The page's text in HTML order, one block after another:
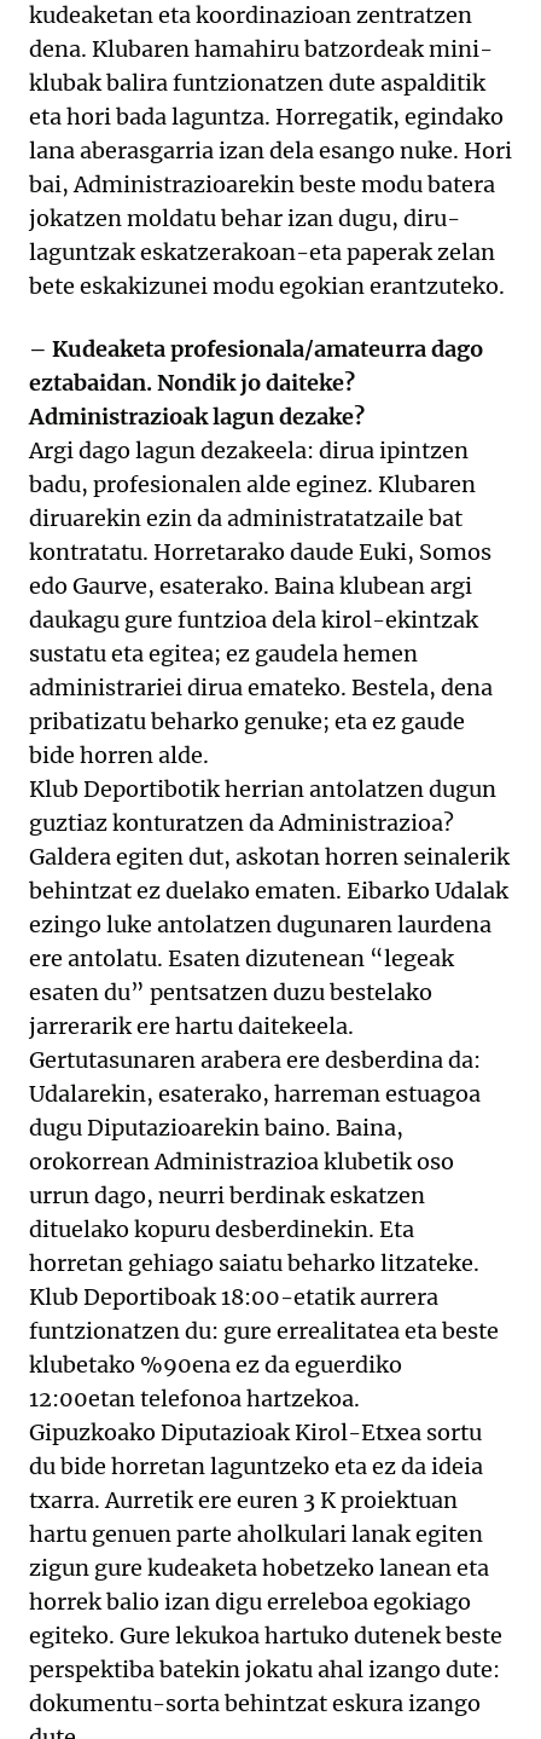
kudeaketan eta koordinazioan zentratzen
dena. Klubaren hamahiru batzordeak mini-
klubak balira funtzionatzen dute aspalditik
eta hori bada laguntza. Horregatik, egindako
lana aberasgarria izan dela esango nuke. Hori
bai, Administrazioarekin beste modu batera
jokatzen moldatu behar izan dugu, diru-
laguntzak eskatzerakoan-eta paperak zelan
bete eskakizunei modu egokian erantzuteko.
– Kudeaketa profesionala/amateurra dago
eztabaidan. Nondik jo daiteke?
Administrazioak lagun dezake?
Argi dago lagun dezakeela: dirua ipintzen
badu, profesionalen alde eginez. Klubaren
diruarekin ezin da administratatzaile bat
kontratatu. Horretarako daude Euki, Somos
edo Gaurve, esaterako. Baina klubean argi
daukagu gure funtzioa dela kirol-ekintzak
sustatu eta egitea; ez gaudela hemen
administrariei dirua emateko. Bestela, dena
pribatizatu beharko genuke; eta ez gaude
bide horren alde.
Klub Deportibotik herrian antolatzen dugun
guztiaz konturatzen da Administrazioa?
Galdera egiten dut, askotan horren seinalerik
behintzat ez duelako ematen. Eibarko Udalak
ezingo luke antolatzen dugunaren laurdena
ere antolatu. Esaten dizutenean “legeak
esaten du” pentsatzen duzu bestelako
jarrerarik ere hartu daitekeela.
Gertutasunaren arabera ere desberdina da:
Udalarekin, esaterako, harreman estuagoa
dugu Diputazioarekin baino. Baina,
orokorrean Administrazioa klubetik oso
urrun dago, neurri berdinak eskatzen
dituelako kopuru desberdinekin. Eta
horretan gehiago saiatu beharko litzateke.
Klub Deportiboak 18:00-etatik aurrera
funtzionatzen du: gure errealitatea eta beste
klubetako %90ena ez da eguerdiko
12:00etan telefonoa hartzekoa.
Gipuzkoako Diputazioak Kirol-Etxea sortu
du bide horretan laguntzeko eta ez da ideia
txarra. Aurretik ere euren 3 K proiektuan
hartu genuen parte aholkulari lanak egiten
zigun gure kudeaketa hobetzeko lanean eta
horrek balio izan digu erreleboa egokiago
egiteko. Gure lekukoa hartuko dutenek beste
perspektiba batekin jokatu ahal izango dute:
dokumentu-sorta behintzat eskura izango